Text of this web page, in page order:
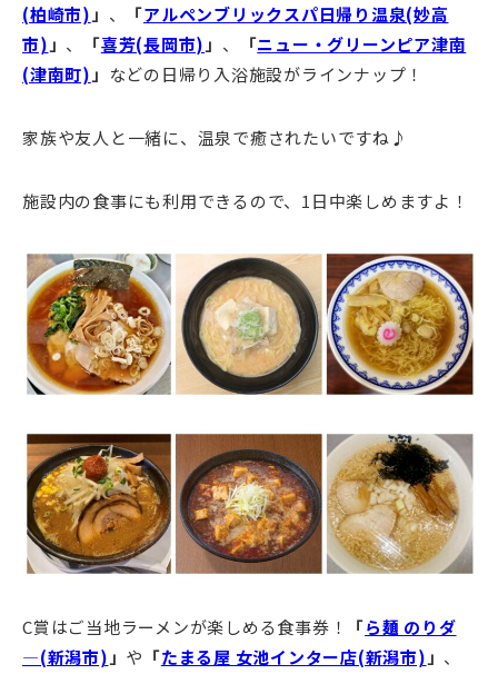
(柏崎市) 」 、 「アルペンブリックスパ日帰り温泉(妙高
市) 」 、 「喜芳(長岡市) 」 、 「ニュー・グリーンピア津南
(津南町) 」 などの日帰り入浴施設がラインナップ！
家族や友人と一緒に、温泉で癒されたいですね♪
施設内の食事にも利用できるので、1日中楽しめますよ！
C賞はご当地ラーメンが楽しめる食事券！ 「ら麺 のりダ
―(新潟市)」 や 「たまる屋 女池インター店(新潟市)」 、